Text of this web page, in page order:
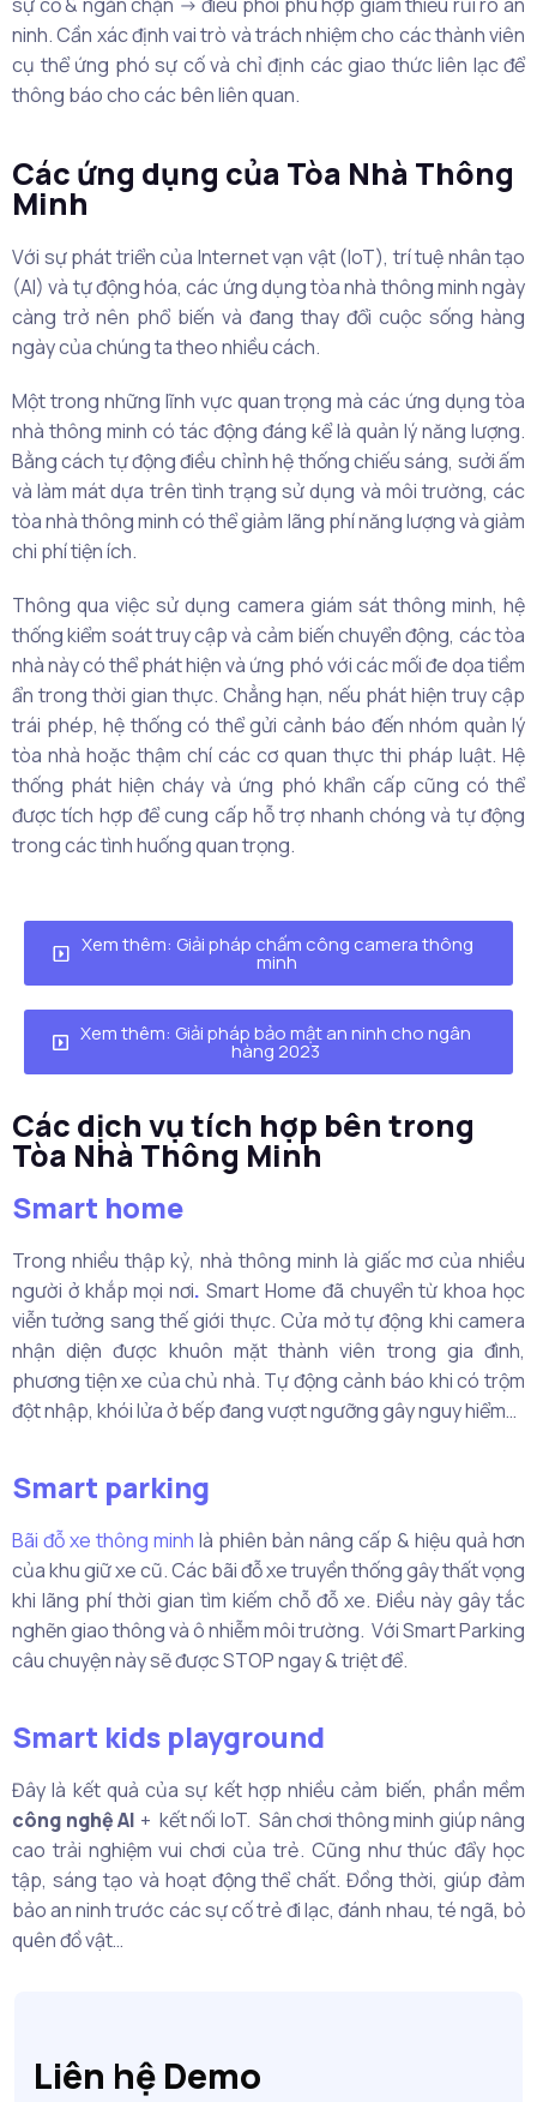
ninh. Cần xác định vai trò và trách nhiệm cho các thành viên
cụ thể ứng phó sự cố và chỉ định các giao thức liên lạc để
thông báo cho các bên liên quan.
Các ứng dụng của Tòa Nhà Thông
Minh
Với sự phát triển của Internet vạn vật (IoT), trí tuệ nhân tạo
(AI) và tự động hóa, các ứng dụng tòa nhà thông minh ngày
càng trở nên phổ biến và đang thay đổi cuộc sống hàng
ngày của chúng ta theo nhiều cách.
Một trong những lĩnh vực quan trọng mà các ứng dụng tòa
nhà thông minh có tác động đáng kể là quản lý năng lượng.
Bằng cách tự động điều chỉnh hệ thống chiếu sáng, sưởi ấm
và làm mát dựa trên tình trạng sử dụng và môi trường, các
tòa nhà thông minh có thể giảm lãng phí năng lượng và giảm
chi phí tiện ích.
Thông qua việc sử dụng camera giám sát thông minh, hệ
thống kiểm soát truy cập và cảm biến chuyển động, các tòa
nhà này có thể phát hiện và ứng phó với các mối đe dọa tiềm
ẩn trong thời gian thực. Chẳng hạn, nếu phát hiện truy cập
trái phép, hệ thống có thể gửi cảnh báo đến nhóm quản lý
tòa nhà hoặc thậm chí các cơ quan thực thi pháp luật. Hệ
thống phát hiện cháy và ứng phó khẩn cấp cũng có thể
được tích hợp để cung cấp hỗ trợ nhanh chóng và tự động
trong các tình huống quan trọng.
Xem thêm: Giải pháp chấm công camera thông
minh
Xem thêm: Giải pháp bảo mật an ninh cho ngân
hàng 2023
Các dịch vụ tích hợp bên trong
Tòa Nhà Thông Minh
Smart home
Trong nhiều thập kỷ, nhà thông minh là giấc mơ của nhiều
người ở khắp mọi nơi. Smart Home đã chuyển từ khoa học
viễn tưởng sang thế giới thực. Cửa mở tự động khi camera
nhận diện được khuôn mặt thành viên trong gia đình,
phương tiện xe của chủ nhà. Tự động cảnh báo khi có trộm
đột nhập, khói lửa ở bếp đang vượt ngưỡng gây nguy hiểm…
Smart parking
Bãi đỗ xe thông minh là phiên bản nâng cấp & hiệu quả hơn
của khu giữ xe cũ. Các bãi đỗ xe truyền thống gây thất vọng
khi lãng phí thời gian tìm kiếm chỗ đỗ xe. Điều này gây tắc
nghẽn giao thông và ô nhiễm môi trường. Với Smart Parking
câu chuyện này sẽ được STOP ngay & triệt để.
Smart kids playground
Đây là kết quả của sự kết hợp nhiều cảm biến, phần mềm
công nghệ AI + kết nối IoT. Sân chơi thông minh giúp nâng
cao trải nghiệm vui chơi của trẻ. Cũng như thúc đẩy học
tập, sáng tạo và hoạt động thể chất. Đồng thời, giúp đảm
bảo an ninh trước các sự cố trẻ đi lạc, đánh nhau, té ngã, bỏ
quên đồ vật…
Liên hệ Demo